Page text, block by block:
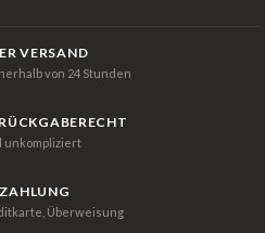
VERSAND
von 24 Stunden
unkompliziert
Überweisung